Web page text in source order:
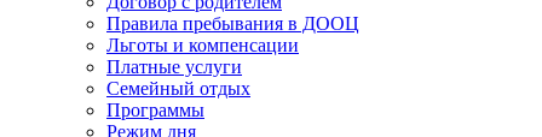
Правила пребывания в ДООЦ
Льготы и компенсации
Платные услуги
Семейный отдых
Программы
Режим дня